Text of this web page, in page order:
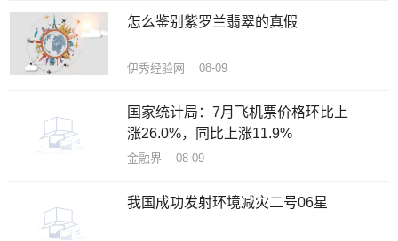
怎么鉴别紫罗兰翡翠的真假
伊秀经验网 08-09
国家统计局：7月飞机票价格环比上
涨26.0%，同比上涨11.9%
金融界 08-09
我国成功发射环境减灾二号06星